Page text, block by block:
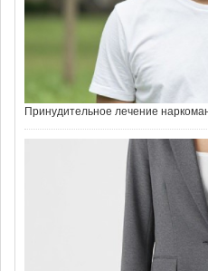
Принудительное лечение
Причины